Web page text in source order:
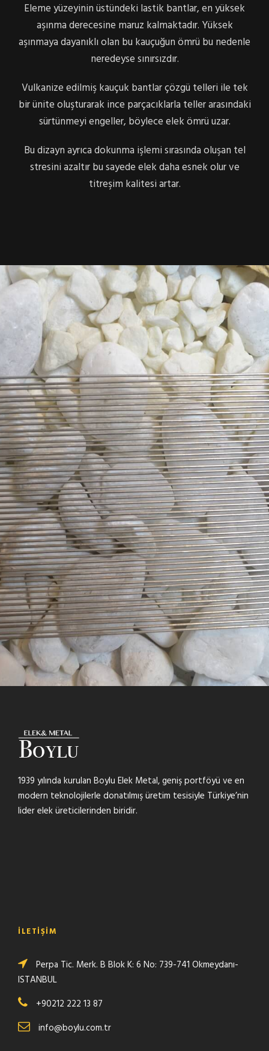
Eleme yüzeyinin üstündeki lastik bantlar, en yüksek
aşınma derecesine maruz kalmaktadır. Yüksek
aşınmaya dayanıklı olan bu kauçuğun ömrü bu nedenle
neredeyse sınırsızdır.
Vulkanize edilmiş kauçuk bantlar çözgü telleri ile tek
bir ünite oluşturarak ince parçacıklarla teller arasındaki
sürtünmeyi engeller, böylece elek ömrü uzar.
Bu dizayn ayrıca dokunma işlemi sırasında oluşan tel
stresini azaltır bu sayede elek daha esnek olur ve
titreşim kalitesi artar.
1939 yılında kurulan Boylu Elek Metal, geniş portföyü ve en
modern teknolojilerle donatılmış üretim tesisiyle Türkiye’nin
lider elek üreticilerinden biridir.
İLETIŞIM
Perpa Tic. Merk. B Blok K: 6 No: 739-741 Okmeydanı-
ISTANBUL
+90212 222 13 87
info@boylu.com.tr